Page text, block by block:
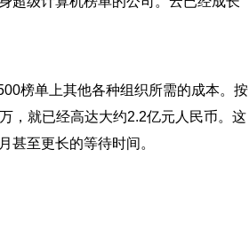
榜单上其他各种组织所需的成本。按
，就已经高达大约2.2亿元人民币。这
甚至更长的等待时间。